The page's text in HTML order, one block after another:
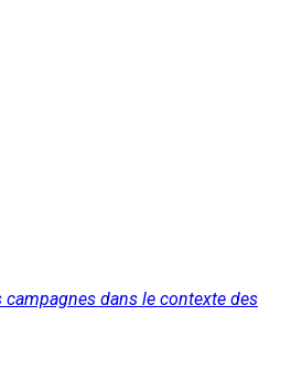
dans le contexte des